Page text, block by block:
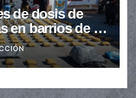
de dosis de
en barrios de la